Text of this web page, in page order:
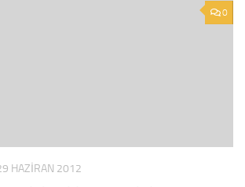
0
HAZIRAN 2012